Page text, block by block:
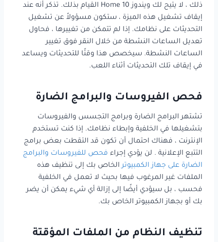
ذلك ، لا يتيح لك ويندوز 10 Home القيام بذلك. تذكر أنه عند
إيقاف تشغيل هذه الميزة ، ستكون مسؤولاً عن تشغيل
التحديثات على نظامك. إذا لم تتمكن من تغييرها ، فحاول
تعديل الساعات النشطة من خلال النقر فوق تغيير
الساعات النشطة. سيخصص هذا وقتًا للتحديثات ويساعد
في إيقاف تلك التحديثات أثناء اللعب.
فحص الفيروسات والبرامج الضارة
تشتهر البرامج الضارة وبرامج التجسس والفيروسات
بتشغيلها في الخلفية وإبطاء نظامك. إذا كنت تستخدم
الإنترنت ، فهناك احتمال أن تكون قد التقطت بعض برامج
التتبع الإعلانية . لن يؤدي إجراء فحص للفيروسات والبرامج
الضارة على جهاز الكمبيوترالخاص بك إلى تنظيف هذه
الملفات غير المرغوب فيها بحيث لا تعمل في الخلفية
فحسب ، بل سيؤدي أيضًا إلى إزالة أي شيء يمكن أن يضر
بك أو بجهاز الكمبيوتر الخاص بك.
تنظيف النظام من الملفات المؤقتة